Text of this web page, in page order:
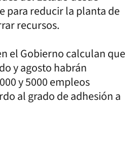
para reducir la planta de
recursos.
el Gobierno calculan que
y agosto habrán
y 5000 empleos
al grado de adhesión a